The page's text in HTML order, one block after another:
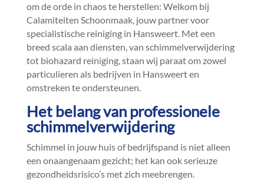
om de orde in chaos te herstellen: Welkom bij
Calamiteiten Schoonmaak, jouw partner voor
specialistische reiniging in Hansweert.​ Met een
breed scala aan diensten, van schimmelverwijdering
tot biohazard reiniging, staan wij paraat om zowel
particulieren als bedrijven in Hansweert en
omstreken te ondersteunen.​
Het belang van professionele
schimmelverwijdering
Schimmel in jouw huis of bedrijfspand is niet alleen
een onaangenaam gezicht; het kan ook serieuze
gezondheidsrisico’s met zich meebrengen.​